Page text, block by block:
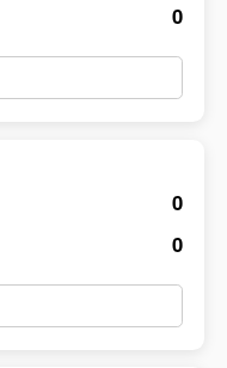
0
0
0